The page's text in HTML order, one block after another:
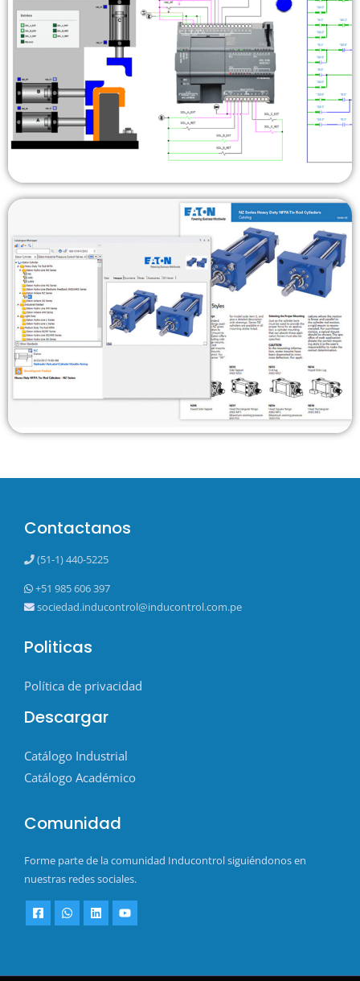
Contactanos
(51-1) 440-5225
+51 985 606 397
sociedad.inducontrol@inducontrol.com.pe
Politicas
Política de privacidad
Descargar
Catálogo Industrial
Catálogo Académico
Comunidad
Forme parte de la comunidad Inducontrol siguiéndonos en
nuestras redes sociales.